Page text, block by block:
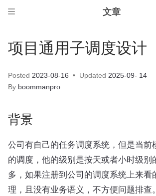
文章
项目通用子调度设计
Posted 2023-08-16 Updated 2025-09- 14
By boommanpro
背景
公司有自己的任务调度系统，但是当前
的调度，他的级别是按天或者小时级别
多，如果注册到公司的调度系统上来看
理，且没有业务语义，不方便问题排查。